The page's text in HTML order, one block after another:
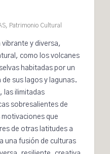
, Patrimonio Cultural
y diversa,
como los volcanes
habitadas por un
de sus lagos y lagunas.
las ilimitadas
sobresalientes de
que
de otras latitudes a
una fusión de culturas